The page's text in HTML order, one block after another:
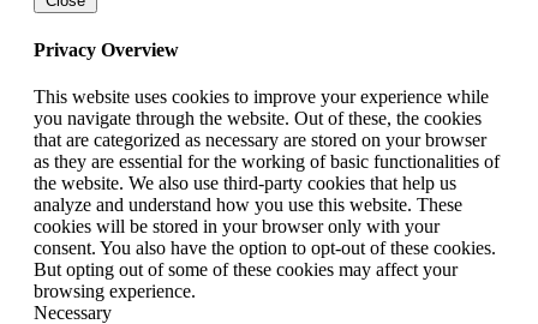
Privacy Overview
This website uses cookies to improve your experience while
you navigate through the website. Out of these, the cookies
that are categorized as necessary are stored on your browser
as they are essential for the working of basic functionalities of
the website. We also use third-party cookies that help us
analyze and understand how you use this website. These
cookies will be stored in your browser only with your
consent. You also have the option to opt-out of these cookies.
But opting out of some of these cookies may affect your
browsing experience.
Necessary